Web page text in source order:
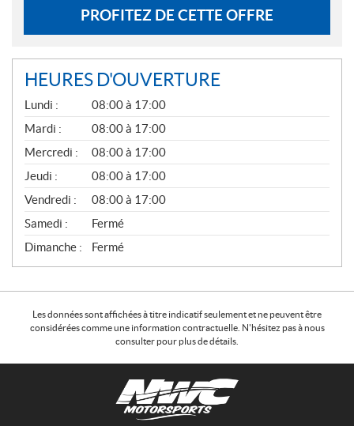
PROFITEZ DE CETTE OFFRE
HEURES D'OUVERTURE
G
É
N
É
R
A
L
Lundi :
08:00 à 17:00
Mardi :
08:00 à 17:00
Mercredi :
08:00 à 17:00
Jeudi :
08:00 à 17:00
Vendredi :
08:00 à 17:00
Samedi :
Fermé
Dimanche :
Fermé
Les données sont affichées à titre indicatif seulement et ne peuvent être
considérées comme une information contractuelle. N'hésitez pas à nous
consulter pour plus de détails.